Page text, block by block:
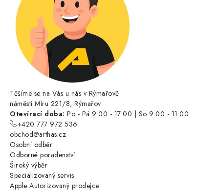
Těšíme se na Vás u nás v Rýmařově
náměstí Míru 221/8, Rýmařov
Otevírací doba: Po - Pá 9:00 - 17:00 | So 9:00 - 11:00
+420 777 972 536
obchod@arthas.cz
Osobní odběr
Odborné poradenství
Široký výběr
Specializovaný servis
Apple Autorizovaný prodejce